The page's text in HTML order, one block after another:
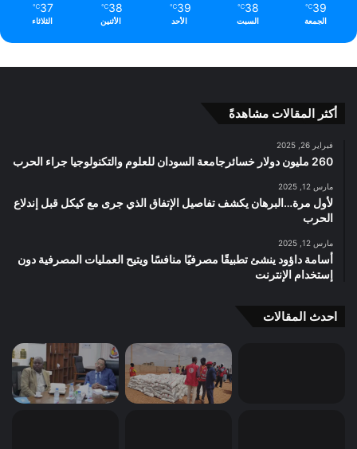
39
℃
الجمعة
38
℃
السبت
39
℃
الأحد
38
℃
الأثنين
37
℃
الثلاثاء
أكثر المقالات مشاهدةً
فبراير 26, 2025
260 مليون دولار خسائرجامعة السودان للعلوم والتكنولوجيا جراء الحرب
مارس 12, 2025
لأول مرة…البرهان يكشف تفاصيل الإتفاق الذي جرى مع كيكل قبل إندلاع
الحرب
مارس 12, 2025
أسامة داؤود ينشئ تطبيقًا مصرفيًا منافسًا ويتيح العمليات المصرفية دون
إستخدام الإنترنت
احدث المقالات